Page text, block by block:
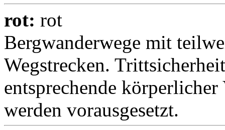
rot: rot
Bergwanderwege mit
Wegstrecken.
entsprechende
werden vorausgesetzt.